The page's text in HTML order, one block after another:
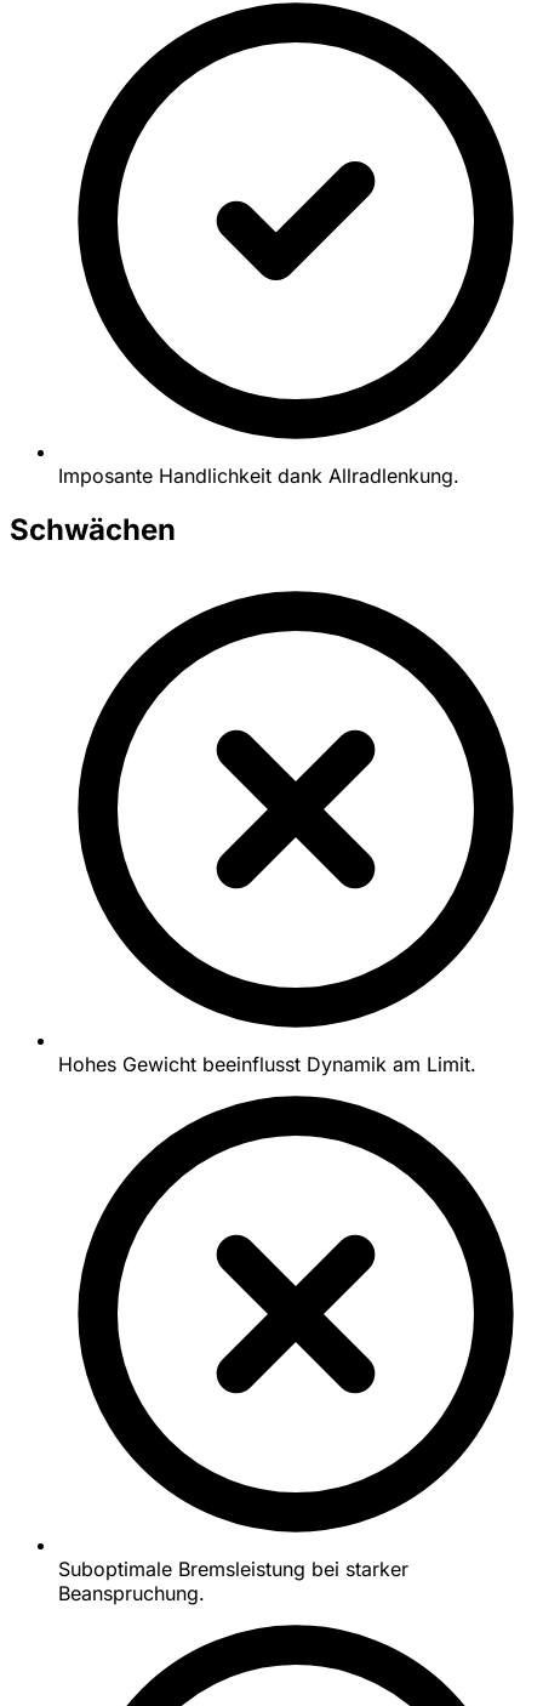
Imposante Handlichkeit dank Allradlenkung.
Schwächen
Hohes Gewicht beeinflusst Dynamik am Limit.
Suboptimale Bremsleistung bei starker
Beanspruchung.